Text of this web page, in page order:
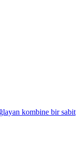
kombine bir sabit